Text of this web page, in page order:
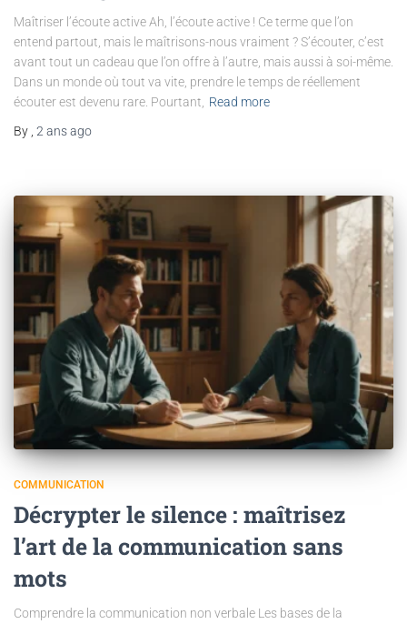
Maîtriser l’écoute active Ah, l’écoute active ! Ce terme que l’on
entend partout, mais le maîtrisons-nous vraiment ? S’écouter, c’est
avant tout un cadeau que l’on offre à l’autre, mais aussi à soi-même.
Dans un monde où tout va vite, prendre le temps de réellement
écouter est devenu rare. Pourtant,
Read more
By 2 ansago
COMMUNICATION
Décrypter le silence : maîtrisez
l’art de la communication sans
mots
Comprendre la communication non verbale Les bases de la